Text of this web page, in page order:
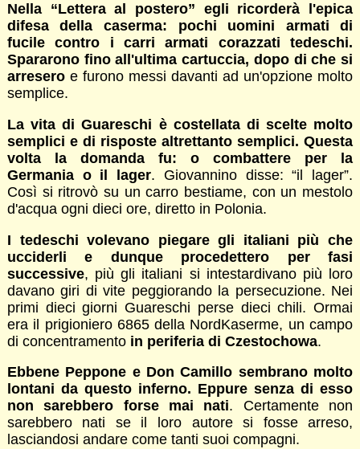
Nella “Lettera al postero” egli ricorderà l'epica
difesa della caserma: pochi uomini armati di
fucile contro i carri armati corazzati tedeschi.
Spararono fino all'ultima cartuccia, dopo di che si
arreseroe furono messi davanti ad un'opzione molto
semplice.
La vita di Guareschi è costellata di scelte molto
semplici e di risposte altrettanto semplici. Questa
volta la domanda fu: o combattere per la
Germania o il lager. Giovannino disse: “il lager”.
Così si ritrovò su un carro bestiame, con un mestolo
d'acqua ogni dieci ore, diretto in Polonia.
I tedeschi volevano piegare gli italiani più che
ucciderli e dunque procedettero per fasi
successive, più gli italiani si intestardivano più loro
davano giri di vite peggiorando la persecuzione. Nei
primi dieci giorni Guareschi perse dieci chili. Ormai
era il prigioniero 6865 della NordKaserme, un campo
di concentramento in periferia di Czestochowa.
Ebbene Peppone e Don Camillo sembrano molto
lontani da questo inferno. Eppure senza di esso
non sarebbero forse mai nati. Certamente non
sarebbero nati se il loro autore si fosse arreso,
lasciandosi andare come tanti suoi compagni.